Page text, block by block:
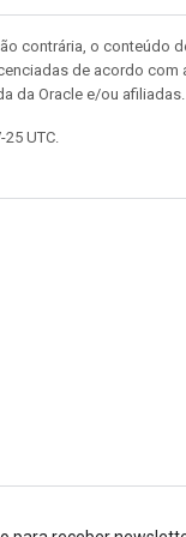
contrária, o conteúdo
de acordo com
da Oracle e/ou afiliadas.
UTC.